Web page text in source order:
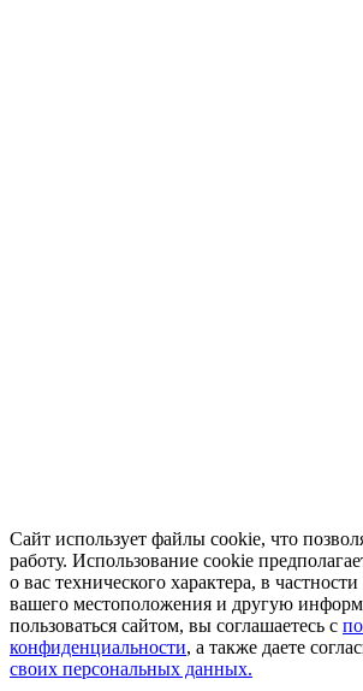
Сайт использует файлы cookie, что
работу. Использование cookie
о вас технического характера, в
вашего местоположения и другую
пользоваться сайтом, вы соглашаетесь с
конфиденциальности, а также даете
своих персональных данных.